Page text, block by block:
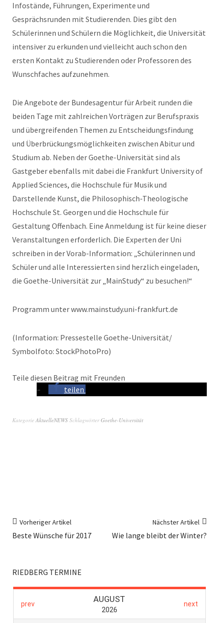
Infostände, Führungen, Experimente und
Gesprächsrunden mit Studierenden. Dies gibt den
Schülerinnen und Schülern die Möglichkeit, die Universität
intensiver zu erkunden und vielleicht auch schon den
ersten Kontakt zu Studierenden oder Professoren des
Wunschfaches aufzunehmen.
Die Angebote der Bundesagentur für Arbeit runden die
beiden Tage mit zahlreichen Vorträgen zur Berufspraxis
und übergreifenden Themen zu Entscheidungsfindung
und Überbrückungsmöglichkeiten zwischen Abitur und
Studium ab. Neben der Goethe-Universität sind als
Gastgeber ebenfalls mit dabei die Frankfurt University of
Applied Sciences, die Hochschule für Musik und
Darstellende Kunst, die Philosophisch-Theologische
Hochschule St. Georgen und die Hochschule für
Gestaltung Offenbach. Eine Anmeldung ist für keine dieser
Veranstaltungen erforderlich. Die Experten der Uni
schreiben in der Vorab-Information: „Schülerinnen und
Schüler und alle Interessierten sind herzlich eingeladen,
die Goethe-Universität zur „MainStudy“ zu besuchen!“
Programm unter www.mainstudy.uni-frankfurt.de
(Information: Pressestelle Goethe-Universität/
Symbolfoto: StockPhotoPro)
Teile diesen Beitrag mit Freunden
teilen
Kategorie AktuelleNEWS SchlagwörterGoethe-Universität
Vorheriger Artikel
Beste Wünsche für 2017
Nächster Artikel
Wie lange bleibt der Winter?
RIEDBERG TERMINE